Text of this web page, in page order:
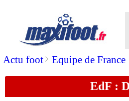
Actu foot> Equipe de France
EdF :
: Tuchel
25/03 EdF: Griezmann
25/03 Real: Modric
: Tuchel